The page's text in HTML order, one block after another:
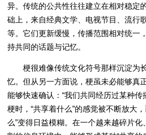
异。传统的公共性往往建立在相对稳定
础上，来自经典文学、电视节目、流行
等。它们更新缓慢，传播范围相对统一
持共同的话题与记忆。
梗很难像传统文化符号那样沉淀为
忆。但从另一方面说，梗虽未必能够真
能够快速确认：“我们共同经历过某种传
梗时，“共享着什么”的感觉被不断放大
么”变得日益模糊。在一个越来越碎片化